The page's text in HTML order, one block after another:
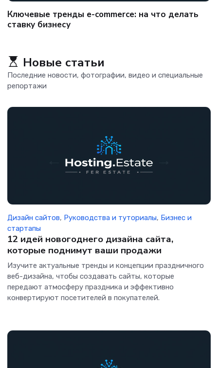
Ключевые тренды e-commerce: на что делать
ставку бизнесу
Новые статьи
Последние новости, фотографии, видео и специальные
репортажи
Дизайн сайтов, Руководства и туториалы, Бизнес и
стартапы
12 идей новогоднего дизайна сайта,
которые поднимут ваши продажи
Изучите актуальные тренды и концепции праздничного
веб-дизайна, чтобы создавать сайты, которые
передают атмосферу праздника и эффективно
конвертируют посетителей в покупателей.